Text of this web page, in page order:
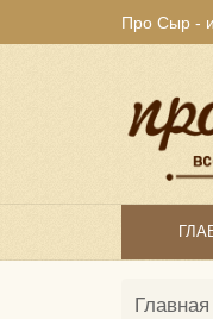
Про Сыр -
Главная